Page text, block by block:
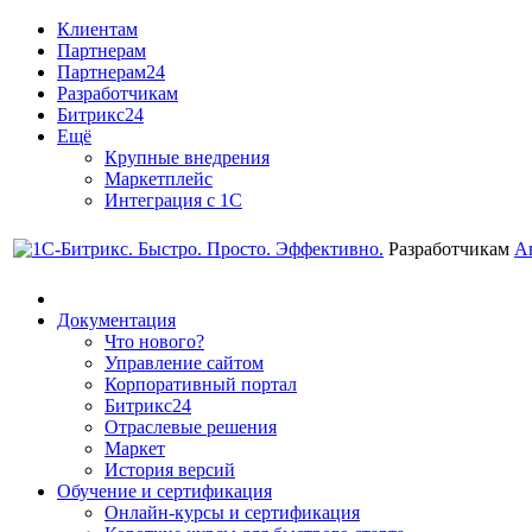
Клиентам
Партнерам
Партнерам24
Разработчикам
Битрикс24
Ещё
Крупные внедрения
Маркетплейс
Интеграция с 1С
Разработчикам
Документация
Что нового?
Управление сайтом
Корпоративный портал
Битрикс24
Отраслевые решения
Маркет
История версий
Обучение и сертификация
Онлайн-курсы и сертификация